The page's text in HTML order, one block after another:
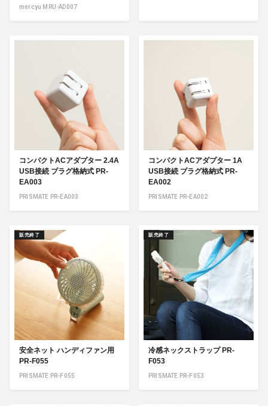
mercyu MRU-AD007
コンパクトACアダプター 2.4A
USB接続 プラグ格納式 PR-
EA003
PRISMATE PR-EA003
コンパクトACアダプター 1A
USB接続 プラグ格納式 PR-
EA002
PRISMATE PR-EA002
安全ネット ハンディファン用
PR-F055
PRISMATE PR-F055
販売終了
冷感ネックストラップ PR-
F053
PRISMATE PR-F053
販売終了